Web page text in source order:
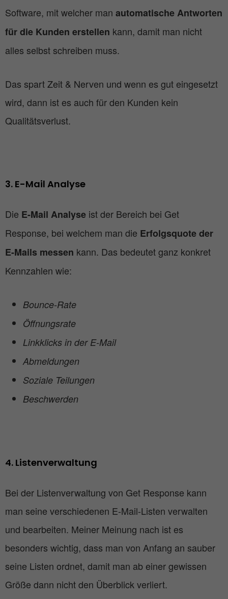
Software, mit welcher man automatische Antworten
für die Kunden erstellen kann, damit man nicht
alles selbst schreiben muss.
Das spart Zeit & Nerven und wenn es gut eingesetzt
wird, dann ist es auch für den Kunden kein
Qualitätsverlust.
3. E-Mail Analyse
Die E-Mail Analyse ist der Bereich bei Get
Response, bei welchem man die Erfolgsquote der
E-Mails messen kann. Das bedeutet ganz konkret
Kennzahlen wie:
Bounce-Rate
Öffnungsrate
Linkklicks in der E-Mail
Abmeldungen
Soziale Teilungen
Beschwerden
4. Listenverwaltung
Bei der Listenverwaltung von Get Response kann
man seine verschiedenen E-Mail-Listen verwalten
und bearbeiten. Meiner Meinung nach ist es
besonders wichtig, dass man von Anfang an sauber
seine Listen ordnet, damit man ab einer gewissen
Größe dann nicht den Überblick verliert.